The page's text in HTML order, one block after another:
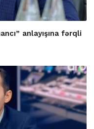
anlayışına fərqli